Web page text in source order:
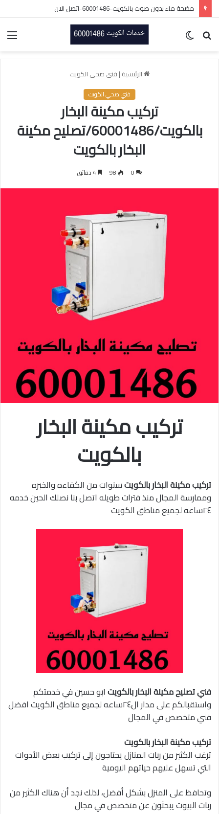
مضخة ماء بدون صوت بالكويت-60001486-اتصل الان
بحث
الرئيسية | فني صحي الكويت
فني صحي الكويت
تركيب مكينة البخار
بالكويت/60001486/تصليح مكينة
البخار بالكويت
0
98
تركيب مكينة البخار
بالكويت
تركيب مكينة البخار بالكويتسنوات من الكفاءه والخبره
وممارسة المجال منذ فترات طويله اتصل بنا نصلك الحين خدمه
٢٤ساعه لجميع مناطق الكويت
فني تصليح مكينة البخار بالكويتابو حسين في خدمتكم
واستقبالكم على مدار ال٢٤ساعه لجميع مناطق الكويت افضل
فني متخصص في المجال
تركيب مكينة البخار بالكويت
ترغب الكثير من ربات المنازل يحتاجون إلى تركيب بعض الأدوات
التي تسهل عليهم حياتهم اليومية
وتحافظ على المنزل بشكل أفضل، لذلك نجد أن هناك الكثير من
ربات البيوت يبحثون عن متخصص في مجال